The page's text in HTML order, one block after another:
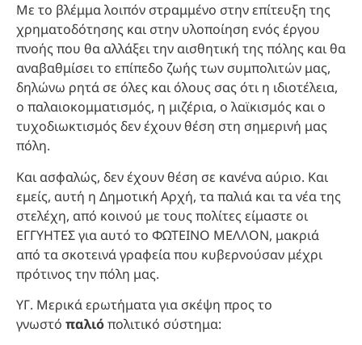
Με το βλέμμα λοιπόν στραμμένο στην επίτευξη της
χρηματοδότησης και στην υλοποίηση ενός έργου
πνοής που θα αλλάξει την αισθητική της πόλης και θα
αναβαθμίσει το επίπεδο ζωής των συμπολιτών μας,
δηλώνω ρητά σε όλες και όλους σας ότι η ιδιοτέλεια,
ο παλαιοκομματισμός, η μιζέρια, ο λαϊκισμός και ο
τυχοδιωκτισμός δεν έχουν θέση στη σημερινή μας
πόλη.
Και ασφαλώς, δεν έχουν θέση σε κανένα αύριο. Και
εμείς, αυτή η Δημοτική Αρχή, τα παλιά και τα νέα της
στελέχη, από κοινού με τους πολίτες είμαστε οι
ΕΓΓΥΗΤΕΣ για αυτό το ΦΩΤΕΙΝΟ ΜΕΛΛΟΝ, μακριά
από τα σκοτεινά γραφεία που κυβερνούσαν μέχρι
πρότινος την πόλη μας.
ΥΓ. Μερικά ερωτήματα για σκέψη προς το
γνωστό παλιόπολιτικό σύστημα: